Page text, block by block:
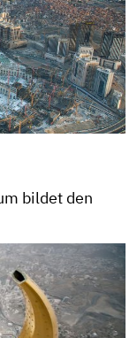
bildet den